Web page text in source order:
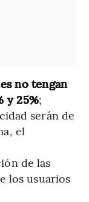
no tengan
y 25%;
serán de
el
de las
los usuarios